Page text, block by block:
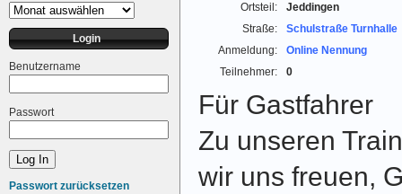
Archiv
Login
Benutzername
Passwort
Passwort zurücksetzen
Ortsteil:
Jeddingen
Straße:
Schulstraße Turnhalle
Anmeldung:
Online Nennung
Teilnehmer:
0
Für Gastfahrer
Zu unseren
wir uns freuen,